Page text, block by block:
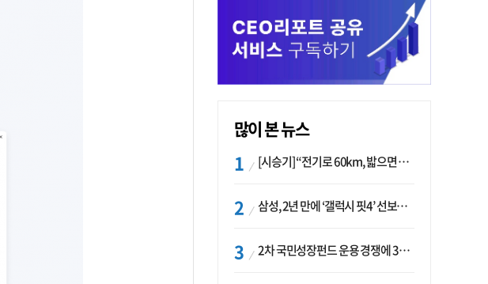
많이 본 뉴스
[시승기] “전기로 60km, 밟으면 462마력”…볼보 XC60 T8의 두 얼굴
삼성, 2년 만에 ‘갤럭시 핏4’ 선보이나…웨어러블 생태계 확장 ‘시동’
2차 국민성장펀드 운용 경쟁에 33개사 몰렸다…신한·하나 등 새 얼굴 대거 합류